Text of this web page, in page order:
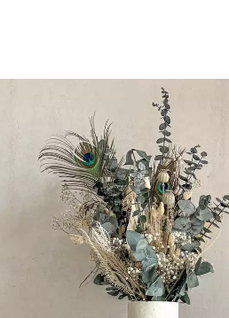
LYKKE & YOU
Trockenblume Bohemian Love:
Trockenblumen Eukalyptus, Pfauenfeder,
Schleierkraut, Farn, Palmspeer, Phalaris,
lieferbar - in 4-5 Werktagen bei dir